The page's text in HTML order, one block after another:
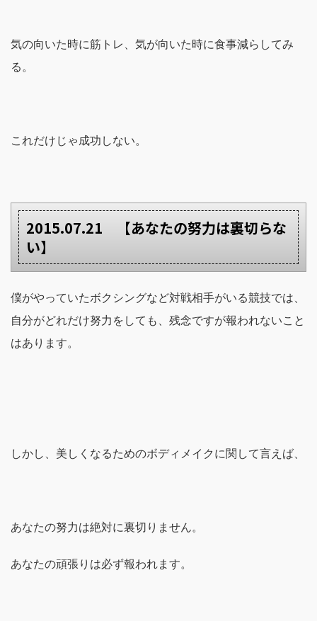
気の向いた時に筋トレ、気が向いた時に食事減らしてみ
る。
これだけじゃ成功しない。
2015.07.21 【あなたの努力は裏切らな
い】
僕がやっていたボクシングなど対戦相手がいる競技では、
自分がどれだけ努力をしても、残念ですが報われないこと
はあります。
しかし、美しくなるためのボディメイクに関して言えば、
あなたの努力は絶対に裏切りません。
あなたの頑張りは必ず報われます。